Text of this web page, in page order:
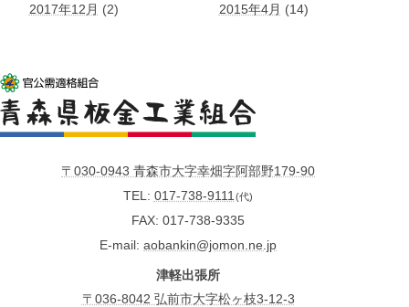
2017年12月 (2)
2015年4月 (14)
〒030-0943 青森市大字幸畑字阿部野179-90
TEL 017-738-9111(代)
FAX 017-738-9335
E-mail aobankin@jomon.ne.jp
津軽出張所
〒036-8042 弘前市大字松ヶ枝3-12-3